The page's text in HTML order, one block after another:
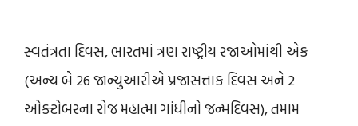
સ્વતંત્રતા દિવસ, ભારતમાં ત્રણ રાષ્ટ્રીય રજાઓમાંથી એક
(અન્ય બે 26 જાન્યુઆરીએ પ્રજાસત્તાક દિવસ અને 2
ઓક્ટોબરના રોજ મહાત્મા ગાંધીનો જન્મદિવસ), તમામ